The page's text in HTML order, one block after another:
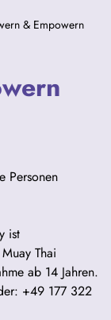
& Empowern
Personen
ist
Thai
ab 14 Jahren.
+49 177 322